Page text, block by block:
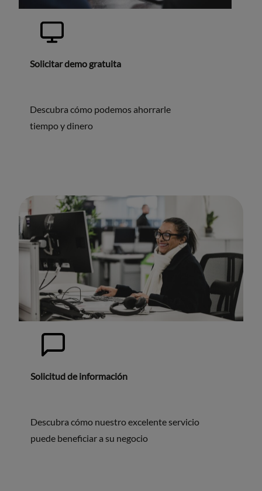
Solicitar demo gratuita
Descubra cómo podemos ahorrarle
tiempo y dinero
Solicitud de información
Descubra cómo nuestro excelente servicio
puede beneficiar a su negocio